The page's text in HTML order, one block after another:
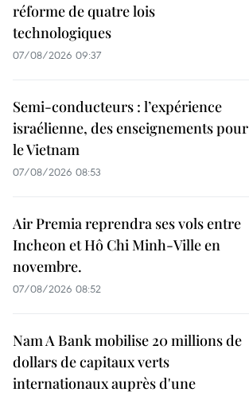
réforme de quatre lois
technologiques
07/08/2026 09:37
Semi-conducteurs : l’expérience
israélienne, des enseignements pour
le Vietnam
07/08/2026 08:53
Air Premia reprendra ses vols entre
Incheon et Hô Chi Minh-Ville en
novembre.
07/08/2026 08:52
Nam A Bank mobilise 20 millions de
dollars de capitaux verts
internationaux auprès d'une